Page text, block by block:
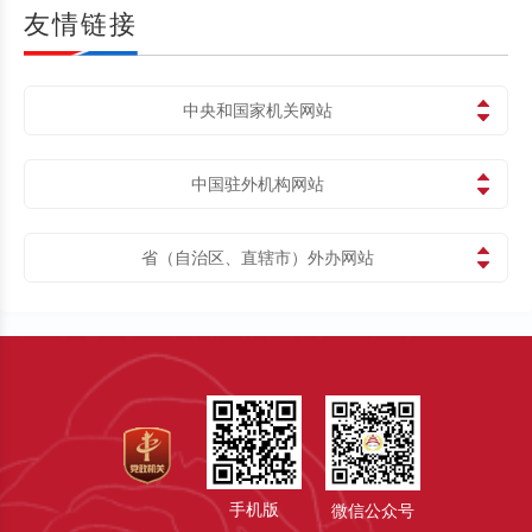
友情链接
中央和国家机关网站
中国驻外机构网站
省（自治区、直辖市）外办网站
手机版 微信公众号